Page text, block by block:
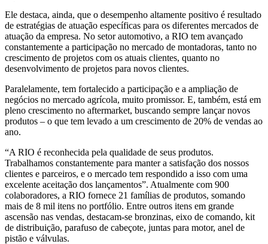
Ele destaca, ainda, que o desempenho altamente positivo é resultado
de estratégias de atuação específicas para os diferentes mercados de
atuação da empresa. No setor automotivo, a RIO tem avançado
constantemente a participação no mercado de montadoras, tanto no
crescimento de projetos com os atuais clientes, quanto no
desenvolvimento de projetos para novos clientes.
Paralelamente, tem fortalecido a participação e a ampliação de
negócios no mercado agrícola, muito promissor. E, também, está em
pleno crescimento no aftermarket, buscando sempre lançar novos
produtos – o que tem levado a um crescimento de 20% de vendas ao
ano.
“A RIO é reconhecida pela qualidade de seus produtos.
Trabalhamos constantemente para manter a satisfação dos nossos
clientes e parceiros, e o mercado tem respondido a isso com uma
excelente aceitação dos lançamentos”. Atualmente com 900
colaboradores, a RIO fornece 21 famílias de produtos, somando
mais de 8 mil itens no portfólio. Entre outros itens em grande
ascensão nas vendas, destacam-se bronzinas, eixo de comando, kit
de distribuição, parafuso de cabeçote, juntas para motor, anel de
pistão e válvulas.